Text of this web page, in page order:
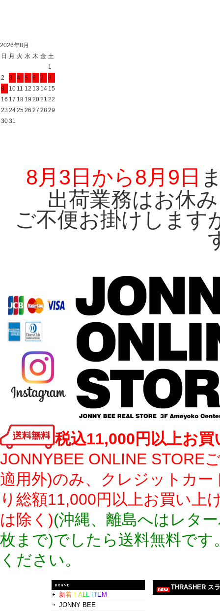
2026年8月
日
月 火 水 木 金 土
1
2
3 4 5 6 7
8
9
10 11 12 13 14 15
16 17 18 19 2021 22
23 2425 26 27 2829
3031
8月3日から8月9日
出荷業務はお休
ご不便お掛けします
税込11,000円以上お
JONNYBEE ONLINE STORE
適用外)のみ、クレジットカ
り総額11,000円以上お買い上
は除く)(沖縄、離島へはレタ
枚まで)でしたら送料無料で
ください。
新着 ！ ALL TEM
JONNY BEE
THRASHER ス